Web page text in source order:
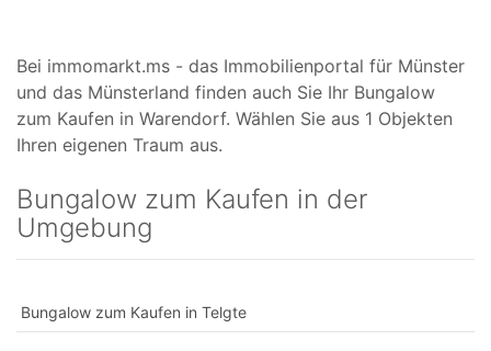
Bei immomarkt.ms - das Immobilienportal für Münster
und das Münsterland finden auch Sie Ihr Bungalow
zum Kaufen in Warendorf. Wählen Sie aus 1 Objekten
Ihren eigenen Traum aus.
Bungalow zum Kaufen in der
Umgebung
Bungalow zum Kaufen in Telgte